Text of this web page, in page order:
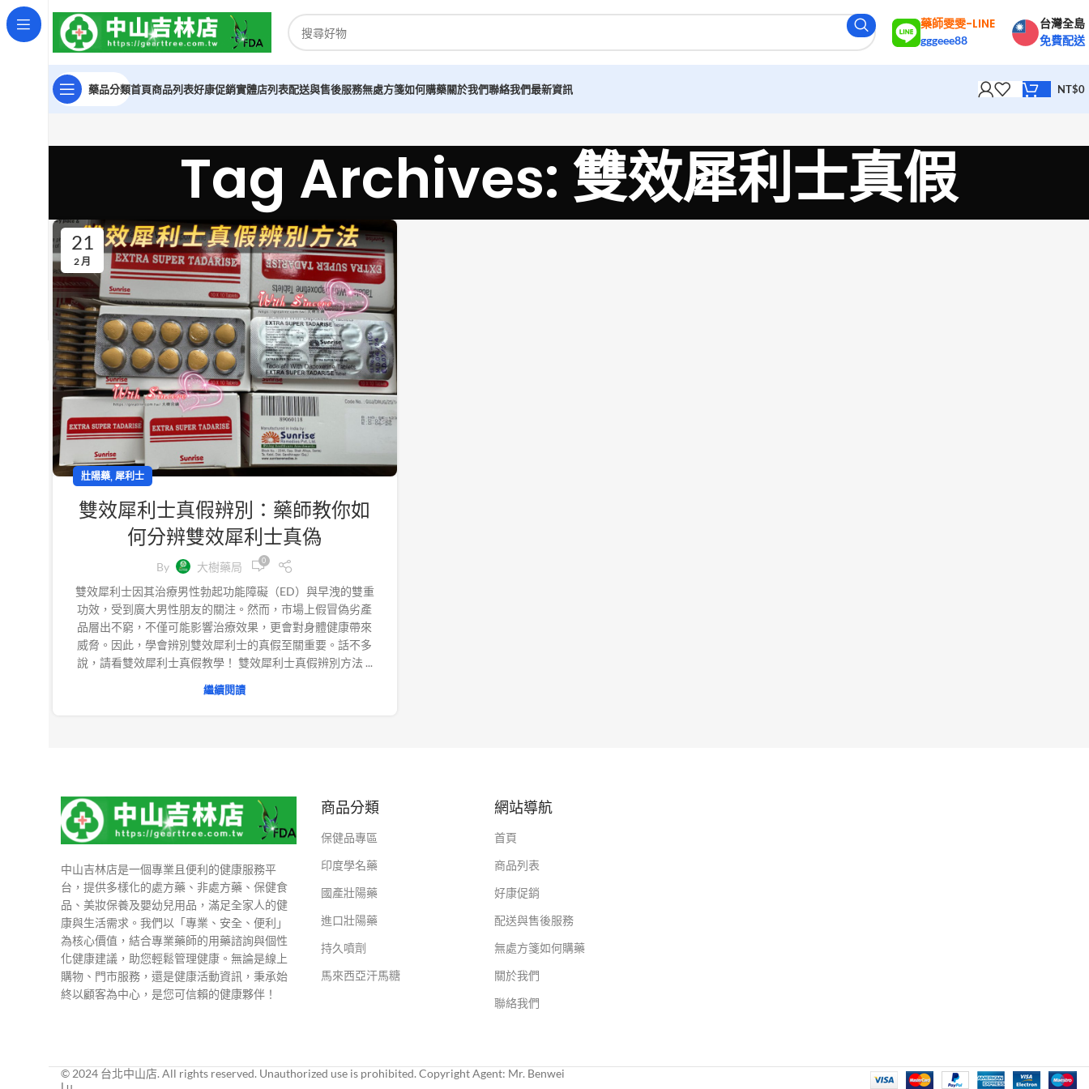
藥師雯雯-LINE
gggeee88
台灣全島
免費配送
藥品分類首頁商品列表好康促銷實體店列表配送與售後服務無處方箋如何購藥關於我們聯絡我們最新資訊 NT$0
Tag Archives: 雙效犀利士真假
21
2 月
壯陽藥, 犀利士
雙效犀利士真假辨別：藥師教你如
何分辨雙效犀利士真偽
By 大樹藥局 0
雙效犀利士因其治療男性勃起功能障礙（ED）與早洩的雙重
功效，受到廣大男性朋友的關注。然而，市場上假冒偽劣產
品層出不窮，不僅可能影響治療效果，更會對身體健康帶來
威脅。因此，學會辨別雙效犀利士的真假至關重要。話不多
說，請看雙效犀利士真假教學！ 雙效犀利士真假辨別方法 ...
繼續閱讀
中山吉林店是一個專業且便利的健康服務平
台，提供多樣化的處方藥、非處方藥、保健食
品、美妝保養及嬰幼兒用品，滿足全家人的健
康與生活需求。我們以「專業、安全、便利」
為核心價值，結合專業藥師的用藥諮詢與個性
化健康建議，助您輕鬆管理健康。無論是線上
購物、門市服務，還是健康活動資訊，秉承始
終以顧客為中心，是您可信賴的健康夥伴！
商品分類
保健品專區
印度學名藥
國產壯陽藥
進口壯陽藥
持久噴劑
馬來西亞汗馬糖
網站導航
首頁
商品列表
好康促銷
配送與售後服務
無處方箋如何購藥
關於我們
聯絡我們
© 2024 台北中山店. All rights reserved. Unauthorized use is prohibited. Copyright Agent: Mr. Benwei
Lu.